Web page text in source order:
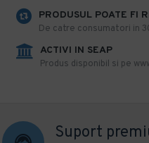
PRODUSUL POATE FI
De catre consumatori in
ACTIVI IN SEAP
Produs disponibil si pe
Suport